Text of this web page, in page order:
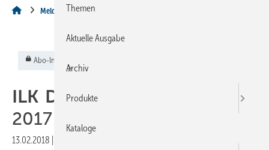
Meldungen aus der Branche
Abo-Inhalt
ILK Dresden:
2017 verliehen
13.02.2018
Themen
Aktuelle Ausgabe
Archiv
Produkte
Kataloge